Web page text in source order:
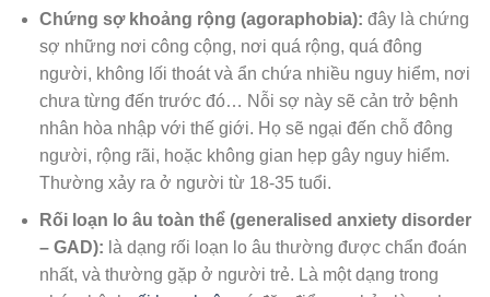
Chứng sợ khoảng rộng (agoraphobia): đây là chứng
sợ những nơi công cộng, nơi quá rộng, quá đông
người, không lối thoát và ẩn chứa nhiều nguy hiểm, nơi
chưa từng đến trước đó… Nỗi sợ này sẽ cản trở bệnh
nhân hòa nhập với thế giới. Họ sẽ ngại đến chỗ đông
người, rộng rãi, hoặc không gian hẹp gây nguy hiểm.
Thường xảy ra ở người từ 18-35 tuổi.
Rối loạn lo âu toàn thể (generalised anxiety disorder
– GAD): là dạng rối loạn lo âu thường được chẩn đoán
nhất, và thường gặp ở người trẻ. Là một dạng trong